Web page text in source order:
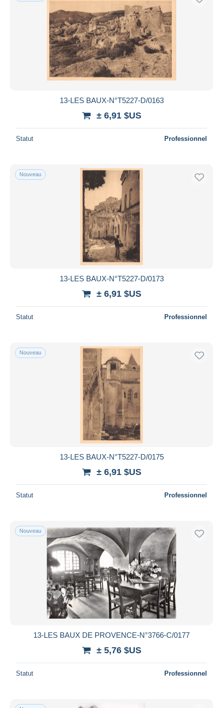
13-LES BAUX-N°T5227-D/0163
± 6,91 $US
Statut Professionnel
Nouveau
13-LES BAUX-N°T5227-D/0173
± 6,91 $US
Statut Professionnel
Nouveau
13-LES BAUX-N°T5227-D/0175
± 6,91 $US
Statut Professionnel
Nouveau
13-LES BAUX DE PROVENCE-N°3766-C/0177
± 5,76 $US
Statut Professionnel